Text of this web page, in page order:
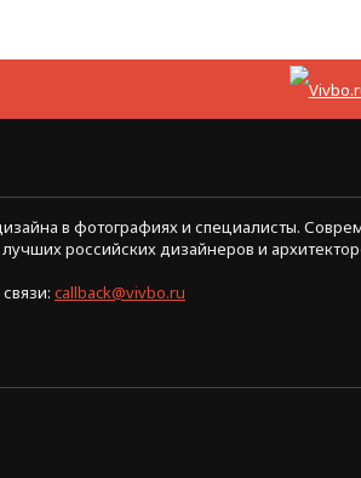
в фотографиях и специалисты.
лучших российских дизайнеров и
callback@vivbo.ru